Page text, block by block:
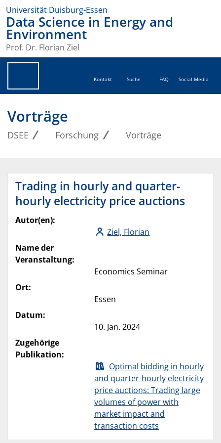
Universität Duisburg-Essen
Data Science in Energy and
Environment
Prof. Dr. Florian Ziel
Kontakt Suche FAQ Social Media
Vorträge
DSEE Forschung Vorträge
Trading in hourly and quarter-
hourly electricity price auctions
Autor(en):
Ziel, Florian
Name der
Veranstaltung:
Economics Seminar
Ort:
Essen
Datum:
10. Jan. 2024
Zugehörige
Publikation:
Optimal bidding in hourly
and quarter-hourly electricity
price auctions: Trading large
volumes of power with
market impact and
transaction costs